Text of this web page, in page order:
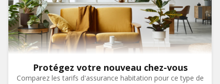
Protégez votre nouveau chez-vous
Comparez les tarifs d'assurance habitation pour ce type de